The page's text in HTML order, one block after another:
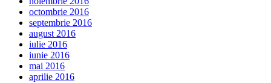
octombrie 2016
septembrie 2016
august 2016
iulie 2016
iunie 2016
mai 2016
aprilie 2016